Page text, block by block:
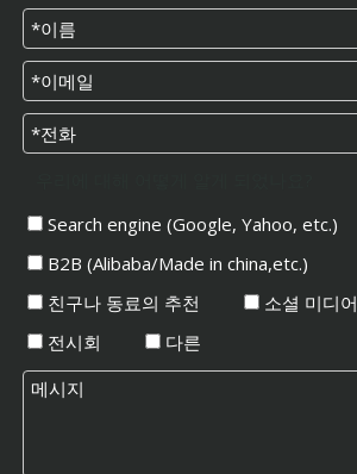
Search engine (Google, Yahoo, etc.)
B2B (Alibaba/Made in china,etc.)
친구나 동료의 추천
소셜 미디어
전시회
다른